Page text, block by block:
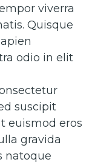
viverra
Quisque
odio in elit
suscipit
euismod eros
gravida
natoque